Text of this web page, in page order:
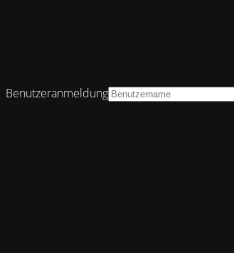
Benutzeranmeldung